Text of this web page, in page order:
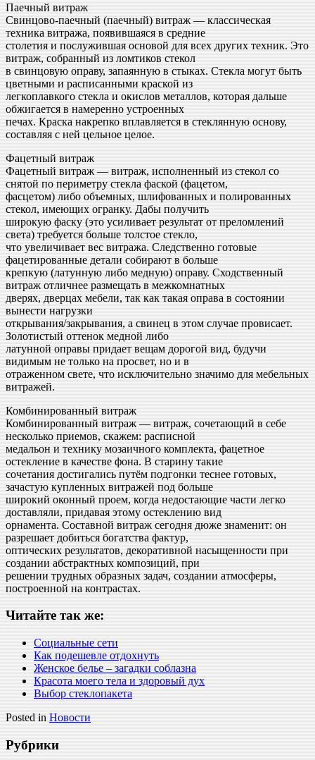
Паечный витраж
Свинцово-паечный (паечный) витраж — классическая
техника витража, появившаяся в средние
столетия и послужившая основой для всех других техник. Это
витраж, собранный из ломтиков стекол
в свинцовую оправу, запаянную в стыках. Стекла могут быть
цветными и расписанными краской из
легкоплавкого стекла и окислов металлов, которая дальше
обжигается в намеренно устроенных
печах. Краска накрепко вплавляется в стеклянную основу,
составляя с ней цельное целое.
Фацетный витраж
Фацетный витраж — витраж, исполненный из стекол со
снятой по периметру стекла фаской (фацетом,
фасцетом) либо объемных, шлифованных и полированных
стекол, имеющих огранку. Дабы получить
широкую фаску (это усиливает результат от преломлений
света) требуется больше толстое стекло,
что увеличивает вес витража. Следственно готовые
фацетированные детали собирают в больше
крепкую (латунную либо медную) оправу. Сходственный
витраж отличнее размещать в межкомнатных
дверях, дверцах мебели, так как такая оправа в состоянии
вынести нагрузки
открывания/закрывания, а свинец в этом случае провисает.
Золотистый оттенок медной либо
латунной оправы придает вещам дорогой вид, будучи
видимым не только на просвет, но и в
отраженном свете, что исключительно значимо для мебельных
витражей.
Комбинированный витраж
Комбинированный витраж — витраж, сочетающий в себе
несколько приемов, скажем: расписной
медальон и технику мозаичного комплекта, фацетное
остекление в качестве фона. В старину такие
сочетания достигались путём подгонки теснее готовых,
зачастую купленных витражей под больше
широкий оконный проем, когда недостающие части легко
доставляли, придавая этому остеклению вид
орнамента. Составной витраж сегодня дюже знаменит: он
разрешает добиться богатства фактур,
оптических результатов, декоративной насыщенности при
создании абстрактных композиций, при
решении трудных образных задач, создании атмосферы,
построенной на контрастах.
Читайте так же:
Социальные сети
Как подешевле отдохнуть
Женское белье – загадки соблазна
Красота моего тела и здоровый дух
Выбор стеклопакета
Posted in Новости
Рубрики